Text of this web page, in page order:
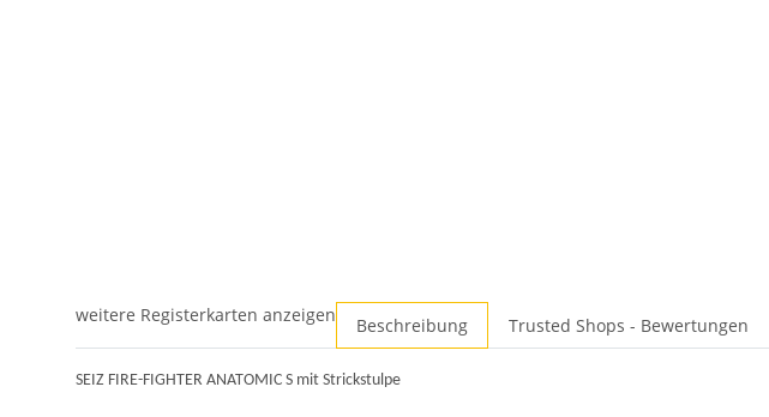
weitere Registerkarten anzeigen Beschreibung Trusted Shops - Bewertungen
SEIZ FIRE-FIGHTER ANATOMIC S mit Strickstulpe